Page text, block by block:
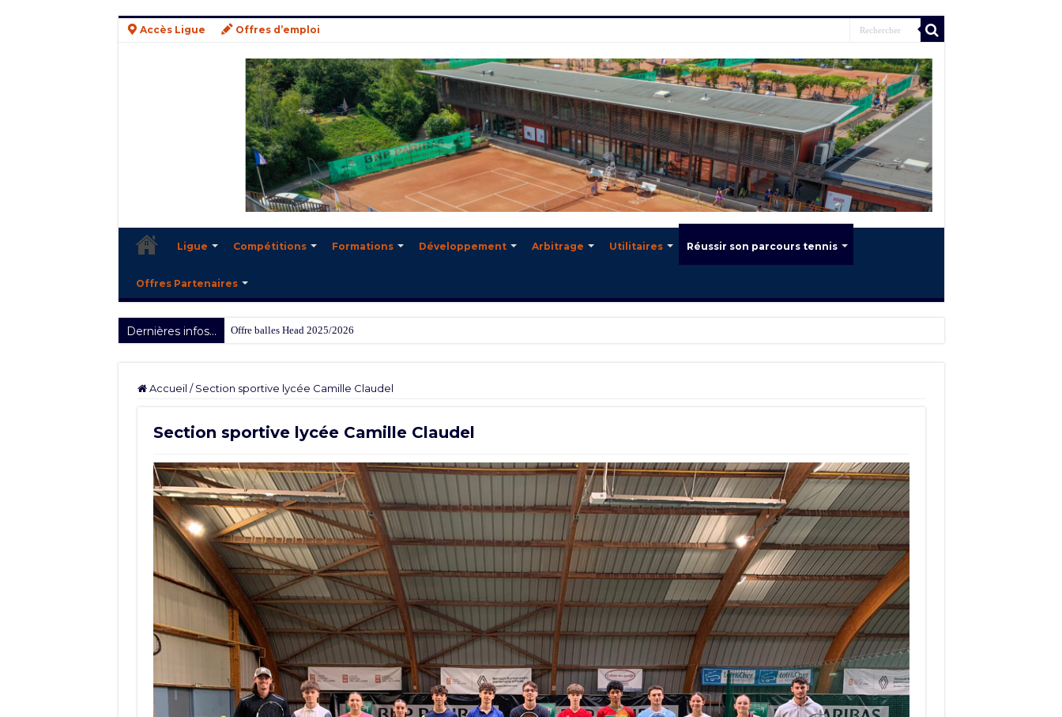
Accès Ligue Offres d’emploi
Ligue Compétitions Formations Développement Arbitrage Utilitaires Réussir son parcours tennis
Offres Partenaires
Dernières infos... Offre balles Head 2025/2026
Accueil / Section sportive lycée Camille Claudel
Section sportive lycée Camille Claudel